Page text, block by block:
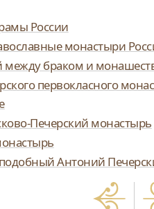
России
монастыри
браком и
первокласного
Печерский монастырь
Антоний